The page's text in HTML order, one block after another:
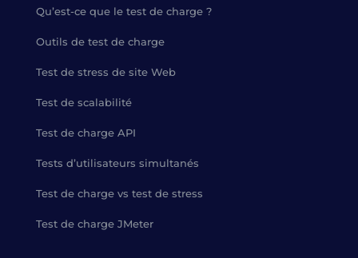
Qu’est-ce que le test de charge ?
Outils de test de charge
Test de stress de site Web
Test de scalabilité
Test de charge API
Tests d’utilisateurs simultanés
Test de charge vs test de stress
Test de charge JMeter